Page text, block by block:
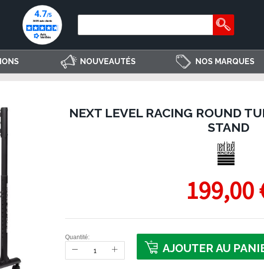
NOUVEAUTÉS NOS MARQUES
NEXT LEVEL RACING ROUND
STAND
199,00
Quantité:
AJOUTER AU